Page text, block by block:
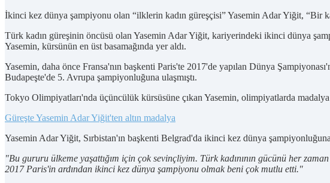
İkinci kez dünya şampiyonu olan “ilklerin kadın güreşçisi” Yasemin Adar Yiğit, “Bir
Türk kadın güreşinin öncüsü olan Yasemin Adar Yiğit, kariyerindeki ikinci dünya
Yasemin, kürsünün en üst basamağında yer aldı.
Yasemin, daha önce Fransa'nın başkenti Paris'te 2017'de yapılan Dünya
Budapeşte'de 5. Avrupa şampiyonluğuna ulaşmıştı.
Tokyo Olimpiyatları'nda üçüncülük kürsüsüne çıkan Yasemin, olimpiyatlarda
Güreşte Yasemin Adar Yiğit'ten altın madalya
Yasemin Adar Yiğit, Sırbistan'ın başkenti Belgrad'da ikinci kez dünya
"Bu gururu ülkeme yaşattığım için çok sevinçliyim. Türk kadınının gücünü her
2017 Paris'in ardından ikinci kez dünya şampiyonu olmak beni çok mutlu etti."